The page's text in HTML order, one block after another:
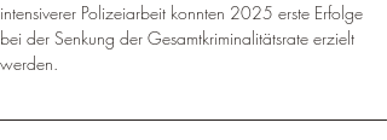
intensiverer Polizeiarbeit konnten 2025 erste Erfolge
bei der Senkung der Gesamtkriminalitätsrate erzielt
werden.